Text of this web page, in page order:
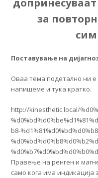
за
Поставување на
Оваа тема подетално ни е
напишеме и тука кратко.
http://kinesthetic.local/
b8-
Правење на ренген и
само кога има индикација